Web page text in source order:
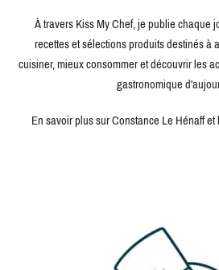
À travers Kiss My Chef, je publie chaque
recettes et sélections produits destinés à
cuisiner, mieux consommer et découvrir les
gastronomique
En savoir plus sur Constance Le Hénaff